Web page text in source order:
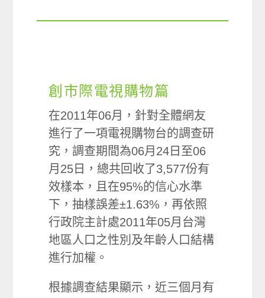
創市際電視購物篇
在2011年06月，針對全體網友
進行了一項電視購物台的調查研
究，調查期間為06月24日至06
月25日，總共回收了3,577份有
效樣本，且在95%的信心水準
下，抽樣誤差±1.63%，再依照
行政院主計處2011年05月台灣
地區人口之性別及年齡人口結構
進行加權。
根據調查結果顯示，近三個月有